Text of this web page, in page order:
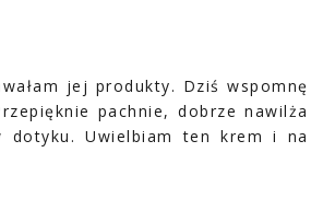
jej produkty. Dziś wspomnę
pachnie, dobrze nawilża
Uwielbiam ten krem i na